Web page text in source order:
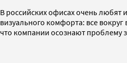
В российских офисах очень любят
визуального комфорта: все
что компании осознают проблему